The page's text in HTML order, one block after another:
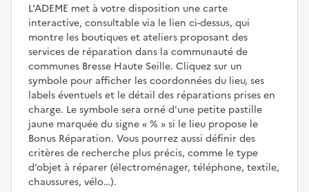
L'ADEME met à votre disposition une carte
interactive, consultable via le lien ci-dessus, qui
montre les boutiques et ateliers proposant des
services de réparation dans la communauté de
communes Bresse Haute Seille. Cliquez sur un
symbole pour afficher les coordonnées du lieu, ses
labels éventuels et le détail des réparations prises en
charge. Le symbole sera orné d'une petite pastille
jaune marquée du signe
%
si le lieu propose le
Bonus Réparation. Vous pourrez aussi définir des
critères de recherche plus précis, comme le type
d’objet à réparer (électroménager, téléphone, textile,
chaussures, vélo…).